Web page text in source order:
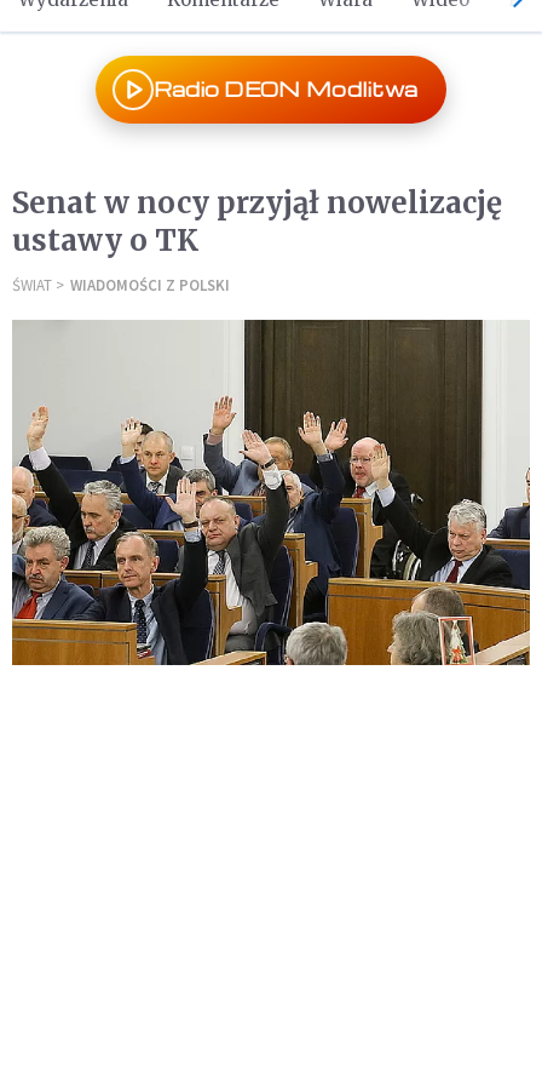
Radio DEON Modlitwa
Senat w nocy przyjął nowelizację
ustawy o TK
ŚWIAT WIADOMOŚCI Z POLSKI